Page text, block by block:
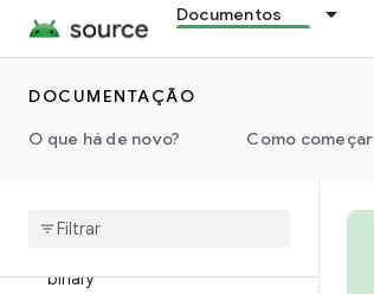
Documentos
DOCUMENTAÇÃO
O que há de novo?
Como começar
com.android.tradefed.targetpre
p.multi
com.android.tradefed.targetpre
com
com
binary